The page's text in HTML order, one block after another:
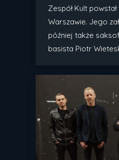
Zespół Kult
Warszawie. Jego
później także
basista Piotr